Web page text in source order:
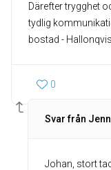
Därefter trygghet
tydlig
bostad -
0
Svar från
Johan, stort